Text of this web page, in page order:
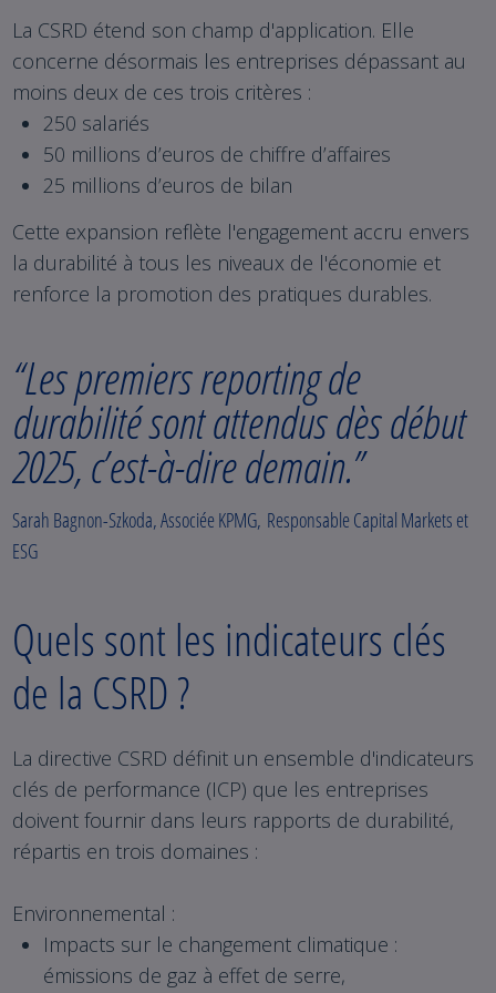
La CSRD étend son champ d'application. Elle
concerne désormais les entreprises dépassant au
moins deux de ces trois critères :
250 salariés
50 millions d’euros de chiffre d’affaires
25 millions d’euros de bilan
Cette expansion reflète l'engagement accru envers
la durabilité à tous les niveaux de l'économie et
renforce la promotion des pratiques durables.
“Les premiers reporting de
durabilité sont attendus dès début
2025, c’est-à-dire demain.”
Sarah Bagnon-Szkoda, Associée KPMG, Responsable Capital Markets et
ESG
Quels sont les indicateurs clés
de la CSRD ?
La directive CSRD définit un ensemble d'indicateurs
clés de performance (ICP) que les entreprises
doivent fournir dans leurs rapports de durabilité,
répartis en trois domaines :
Environnemental :
Impacts sur le changement climatique :
émissions de gaz à effet de serre,